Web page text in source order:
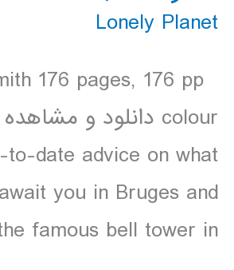
Lonely Planet
176 pages, 176 pp
date advice on what
you in Bruges and
famous bell tower in […]